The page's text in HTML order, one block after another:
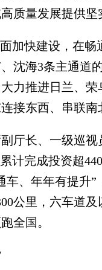
质量发展提供坚
快建设，在畅
沈海3条主通道
力推进日兰、
接东西、串联南
长、一级巡视
计完成投资超
车、年年有提升
公里，六车道
全国。